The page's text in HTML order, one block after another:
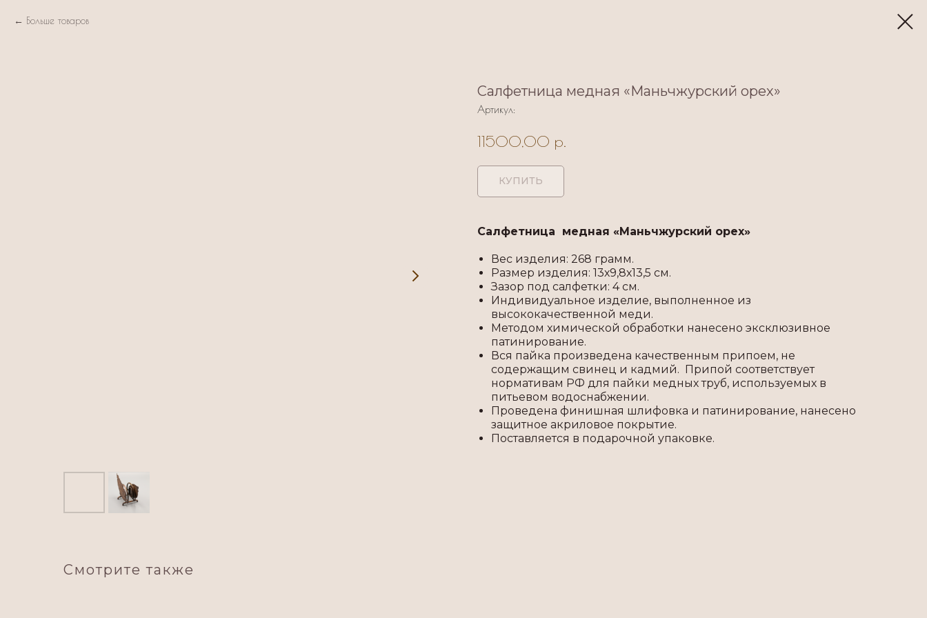
Больше товаров
Салфетница медная «Маньчжурский орех»
Артикул:
11500,00 р.
КУПИТЬ
Салфетница медная «Маньчжурский орех»
Вес изделия: 268 грамм.
Размер изделия: 13х9,8х13,5 см.
Зазор под салфетки: 4 см.
Индивидуальное изделие, выполненное из
высококачественной меди.
Методом химической обработки нанесено эксклюзивное
патинирование.
Вся пайка произведена качественным припоем, не
содержащим свинец и кадмий. Припой соответствует
нормативам РФ для пайки медных труб, используемых в
питьевом водоснабжении.
Проведена финишная шлифовка и патинирование, нанесено
защитное акриловое покрытие.
Поставляется в подарочной упаковке.
Смотрите также